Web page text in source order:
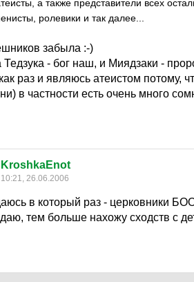
а также представители всех
ролевики и так далее...
забыла :-)
- бог наш, и Миядзаки -
раз и являюсь атеистом потому,
в частности есть очень много
KroshkaEnot
10:21, 26.06.2006
в который раз - церковники
тем больше нахожу сходств с